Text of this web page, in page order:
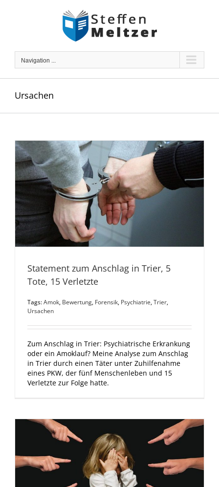
Navigation ...
Ursachen
Statement zum Anschlag in Trier, 5
Tote, 15 Verletzte
Tags:Amok, Bewertung, Forensik, Psychiatrie,Trier,
Ursachen
Zum Anschlag in Trier: Psychiatrische Erkrankung
oder ein Amoklauf? Meine Analyse zum Anschlag
in Trier durch einen Täter unter Zuhilfenahme
eines PKW, der fünf Menschenleben und 15
Verletzte zur Folge hatte.